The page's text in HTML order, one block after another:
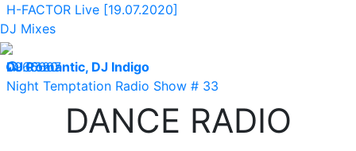
H-FACTOR Live [19.07.2020]
DJ Mixes
09.07.20
66607
DJ Romantic, DJ Indigo
Night Temptation Radio Show # 33
DANCE RADIO